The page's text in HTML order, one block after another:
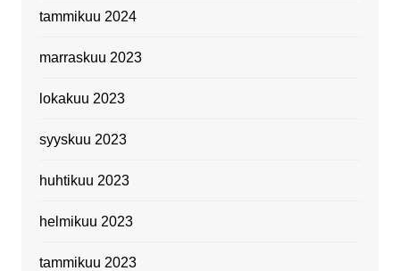
tammikuu 2024
marraskuu 2023
lokakuu 2023
syyskuu 2023
huhtikuu 2023
helmikuu 2023
tammikuu 2023